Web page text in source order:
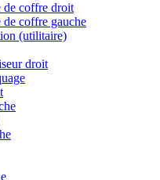
de coffre droit
de coffre gauche
(utilitaire)
droit